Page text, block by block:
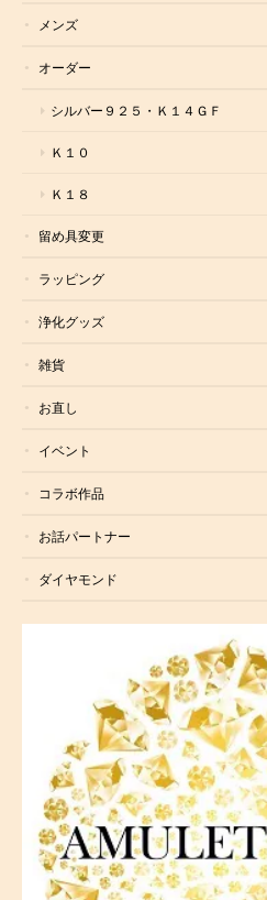
メンズ
オーダー
シルバー９２５・Ｋ１４ＧＦ
Ｋ１０
Ｋ１８
留め具変更
ラッピング
浄化グッズ
雑貨
お直し
イベント
コラボ作品
お話パートナー
ダイヤモンド